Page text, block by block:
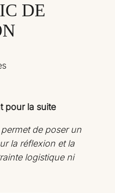
DE
pour la suite
de poser un
la réflexion et la
logistique ni